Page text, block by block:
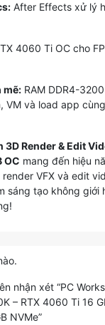
After Effects xử lý
4060 Ti OC cho
mẽ: RAM DDR4-
VM và load app
3D Render & Edit
OC mang đến hiệu
VFX và edit
sáng tạo không giới
nhận xét “PC
– RTX 4060 Ti 16
NVMe”